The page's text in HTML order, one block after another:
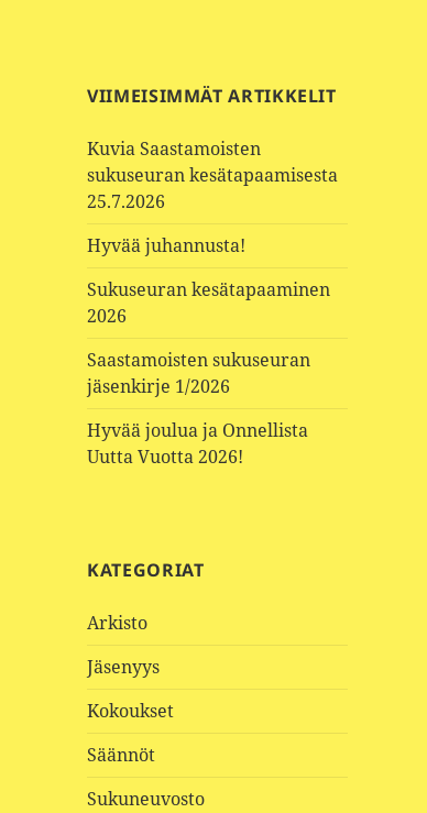
VIIMEISIMMÄT ARTIKKELIT
Kuvia Saastamoisten
sukuseuran kesätapaamisesta
25.7.2026
Hyvää juhannusta!
Sukuseuran kesätapaaminen
2026
Saastamoisten sukuseuran
jäsenkirje 1/2026
Hyvää joulua ja Onnellista
Uutta Vuotta 2026!
KATEGORIAT
Arkisto
Jäsenyys
Kokoukset
Säännöt
Sukuneuvosto